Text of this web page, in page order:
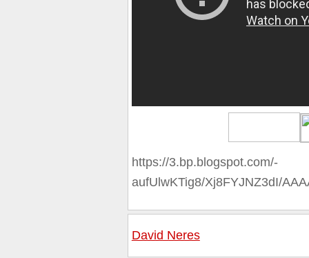
https://3.bp.blogspot.com/-
aufUlwKTig8/Xj8FYJNZ3dI/
David Neres